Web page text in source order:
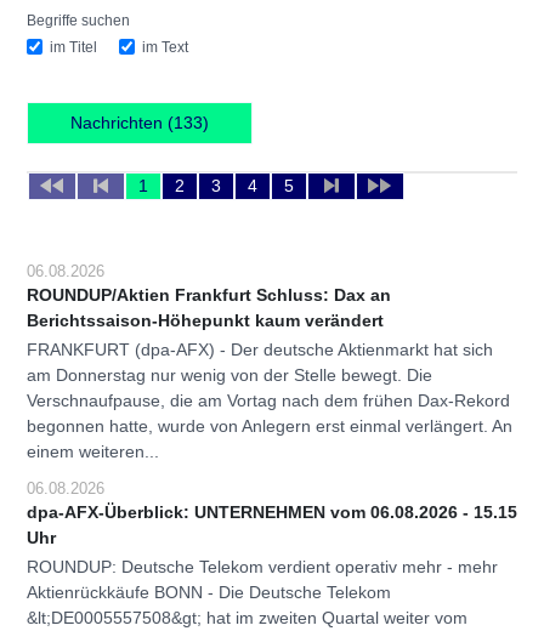
Begriffe suchen
im Titel
im Text
Nachrichten (133)
1 2 3 4 5
06.08.2026
ROUNDUP/Aktien Frankfurt Schluss: Dax an
Berichtssaison-Höhepunkt kaum verändert
FRANKFURT (dpa-AFX) - Der deutsche Aktienmarkt hat sich
am Donnerstag nur wenig von der Stelle bewegt. Die
Verschnaufpause, die am Vortag nach dem frühen Dax-Rekord
begonnen hatte, wurde von Anlegern erst einmal verlängert. An
einem weiteren...
06.08.2026
dpa-AFX-Überblick: UNTERNEHMEN vom 06.08.2026 - 15.15
Uhr
ROUNDUP: Deutsche Telekom verdient operativ mehr - mehr
Aktienrückkäufe BONN - Die Deutsche Telekom
&lt;DE0005557508&gt; hat im zweiten Quartal weiter vom